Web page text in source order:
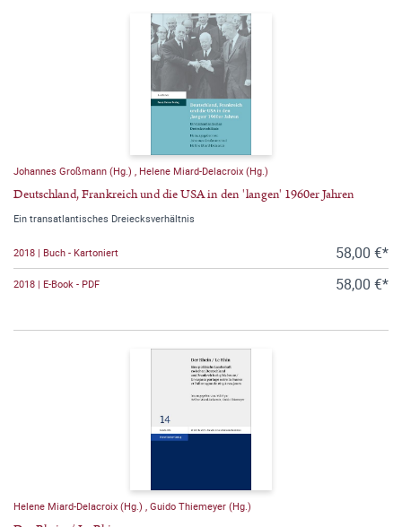
Johannes Großmann (Hg.) Helene Miard-Delacroix (Hg.)
Deutschland, Frankreich und die USA in den 'langen' 1960er Jahren
Ein transatlantisches Dreiecksverhältnis
2018 | Buch - Kartoniert 58,00 €*
2018 | E-Book - PDF 58,00 €*
Helene Miard-Delacroix (Hg.) Guido Thiemeyer (Hg.)